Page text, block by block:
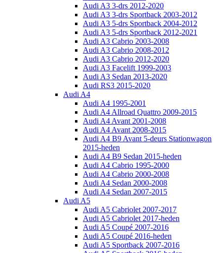
Audi A3 3-drs 2012-2020
Audi A3 3-drs Sportback 2003-2012
Audi A3 5-drs Sportback 2004-2012
Audi A3 5-drs Sportback 2012-2021
Audi A3 Cabrio 2003-2008
Audi A3 Cabrio 2008-2012
Audi A3 Cabrio 2012-2020
Audi A3 Facelift 1999-2003
Audi A3 Sedan 2013-2020
Audi RS3 2015-2020
Audi A4
Audi A4 1995-2001
Audi A4 Allroad Quattro 2009-2015
Audi A4 Avant 2001-2008
Audi A4 Avant 2008-2015
Audi A4 B9 Avant 5-deurs Stationwagon
2015-heden
Audi A4 B9 Sedan 2015-heden
Audi A4 Cabrio 1995-2000
Audi A4 Cabrio 2000-2008
Audi A4 Sedan 2000-2008
Audi A4 Sedan 2007-2015
Audi A5
Audi A5 Cabriolet 2007-2017
Audi A5 Cabriolet 2017-heden
Audi A5 Coupé 2007-2016
Audi A5 Coupé 2016-heden
Audi A5 Sportback 2007-2016